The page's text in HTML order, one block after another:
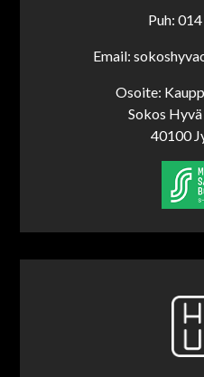
Puh:
Email:
Osoite:
Sokos
40100